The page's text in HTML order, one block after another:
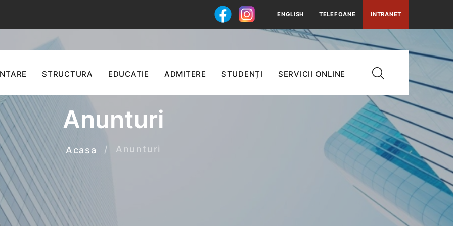
ENGLISH TELEFOANE INTRANET
STRUCTURA EDUCATIE ADMITERE STUDENȚI SERVICII ONLINE
Anunturi
Acasa Anunturi